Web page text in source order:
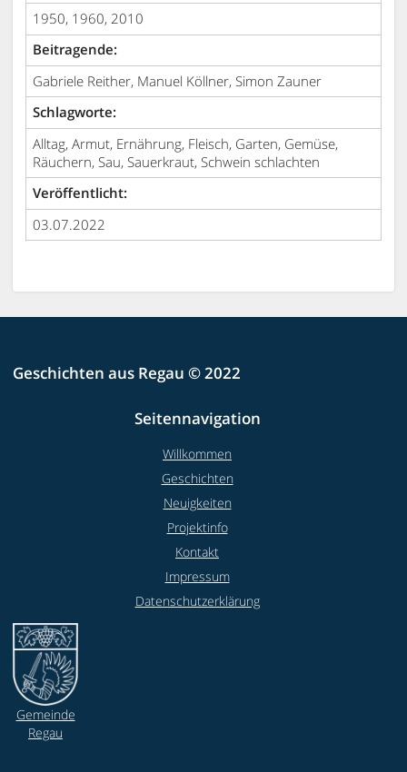
1950, 1960, 2010
Beitragende:
Gabriele Reither, Manuel Köllner, Simon Zauner
Schlagworte:
Alltag, Armut, Ernährung, Fleisch, Garten, Gemüse,
Räuchern, Sau, Sauerkraut, Schwein schlachten
Veröffentlicht:
03.07.2022
Geschichten aus Regau © 2022
Seitennavigation
Willkommen
Geschichten
Neuigkeiten
Projektinfo
Kontakt
Impressum
Datenschutzerklärung
Gemeinde
Regau